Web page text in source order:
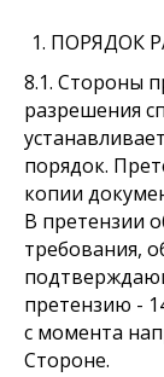
ПОРЯДОК
8.1. Стороны
разрешения
порядок.
копии
В претензии
требования,
претензию -
с момента
Стороне.